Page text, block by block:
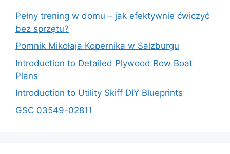
Pełny trening w domu – jak efektywnie ćwiczyć
bez sprzętu?
Pomnik Mikołaja Kopernika w Salzburgu
Introduction to Detailed Plywood Row Boat
Plans
Introduction to Utility Skiff DIY Blueprints
GSC 03549-02811